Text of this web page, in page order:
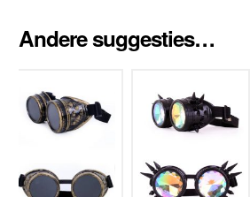
Andere suggesties…